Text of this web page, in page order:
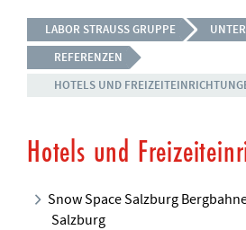
LABOR STRAUSS GRUPPE
REFERENZEN
HOTELS UND
Hotels und
Snow Space Salzburg
Salzburg